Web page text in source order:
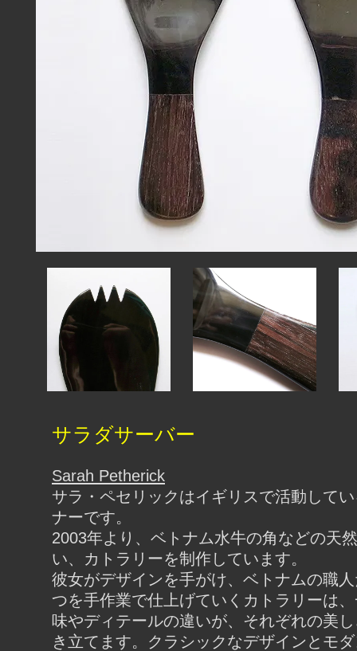
サラダサーバー
Sarah Petherick
サラ・ペセリックはイギリスで活動して
ナーです。
2003年より、ベトナム水牛の角などの天
い、カトラリーを制作しています。
彼女がデザインを手がけ、ベトナムの職
つを手作業で仕上げていくカトラリーは
味やディテールの違いが、それぞれの美
き立てます。クラシックなデザインとモ